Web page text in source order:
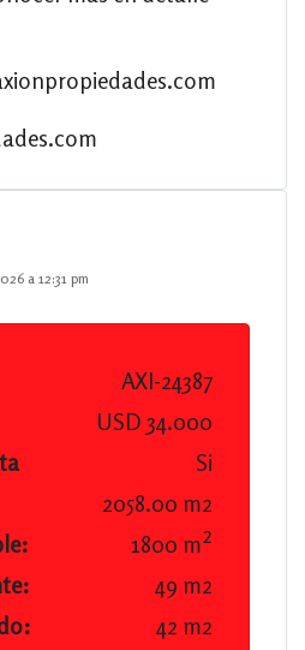
a 12:31 pm
AXI-24387
USD 34.000
Si
2058.00 m2
1800 m²
49 m2
42 m2